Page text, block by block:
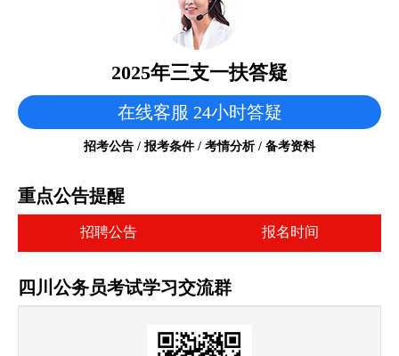
2025年三支一扶答疑
在线客服 24小时答疑
招考公告 / 报考条件 / 考情分析 / 备考资料
重点公告提醒
招聘公告 报名时间
四川公务员考试学习交流群